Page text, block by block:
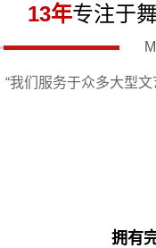
13年专注于
“我们服务于众多大型
拥有